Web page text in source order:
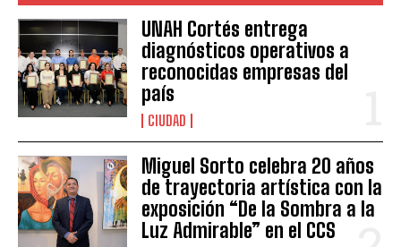
UNAH Cortés entrega
diagnósticos operativos a
reconocidas empresas del
país
CIUDAD
Miguel Sorto celebra 20 años
de trayectoria artística con la
exposición “De la Sombra a la
Luz Admirable” en el CCS